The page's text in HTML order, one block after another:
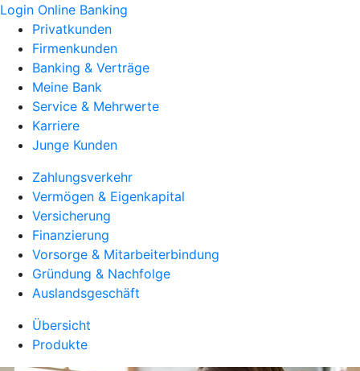
Login Online Banking
Privatkunden
Firmenkunden
Banking & Verträge
Meine Bank
Service & Mehrwerte
Karriere
Junge Kunden
Zahlungsverkehr
Vermögen & Eigenkapital
Versicherung
Finanzierung
Vorsorge & Mitarbeiterbindung
Gründung & Nachfolge
Auslandsgeschäft
Übersicht
Produkte